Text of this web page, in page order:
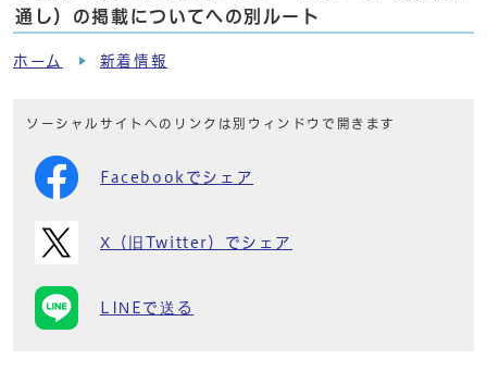
通し）の掲載についてへの別ルート
ホーム 新着情報
ソーシャルサイトへのリンクは別ウィンドウで開きます
Facebookでシェア
X（旧Twitter）でシェア
LINEで送る